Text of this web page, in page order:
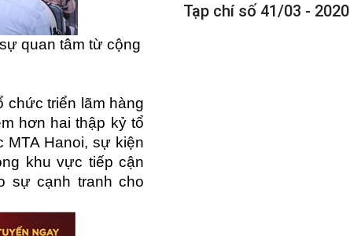
quan tâm từ cộng
chức triển lãm hàng
hơn hai thập kỷ tổ
MTA Hanoi, sự kiện
khu vực tiếp cận
sự cạnh tranh cho
Tạp chí số 41/03 - 2020